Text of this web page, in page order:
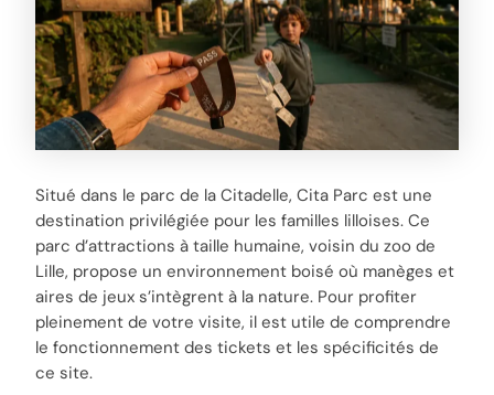
Situé dans le parc de la Citadelle, Cita Parc est une
destination privilégiée pour les familles lilloises. Ce
parc d’attractions à taille humaine, voisin du zoo de
Lille, propose un environnement boisé où manèges et
aires de jeux s’intègrent à la nature. Pour profiter
pleinement de votre visite, il est utile de comprendre
le fonctionnement des tickets et les spécificités de
ce site.